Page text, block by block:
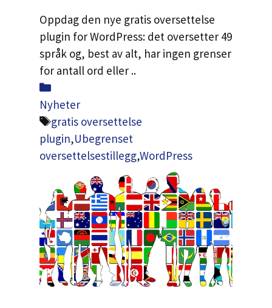
Oppdag den nye gratis oversettelse
plugin for WordPress: det oversetter 49
språk og, best av alt, har ingen grenser
for antall ord eller ..
Kategorier
Nyheter
Tags
gratis oversettelse
plugin,Ubegrenset
oversettelsestillegg,WordPress